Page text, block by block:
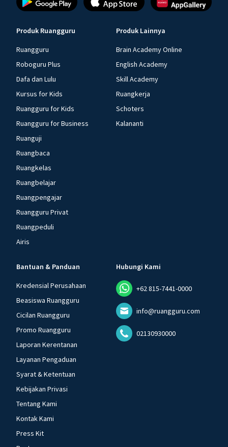
Produk Ruangguru
Ruangguru
Roboguru Plus
Dafa dan Lulu
Kursus for Kids
Ruangguru for Kids
Ruangguru for Business
Ruanguji
Ruangbaca
Ruangkelas
Ruangbelajar
Ruangpengajar
Ruangguru Privat
Ruangpeduli
Airis
Produk Lainnya
Brain Academy Online
English Academy
Skill Academy
Ruangkerja
Schoters
Kalananti
Bantuan & Panduan
Kredensial Perusahaan
Beasiswa Ruangguru
Cicilan Ruangguru
Promo Ruangguru
Laporan Kerentanan
Layanan Pengaduan
Syarat & Ketentuan
Kebijakan Privasi
Tentang Kami
Kontak Kami
Press Kit
Hubungi Kami
+62 815-7441-0000
info@ruangguru.com
02130930000